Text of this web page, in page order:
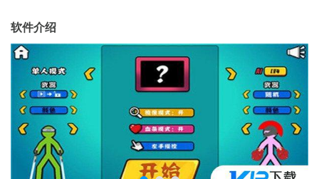
软件介绍